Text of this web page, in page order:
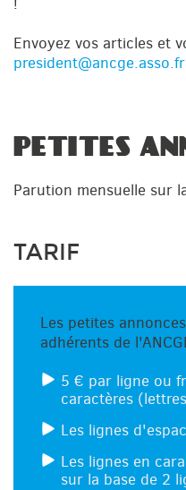
Envoyez vos articles et
president@ancge.asso.fr
PETITES
Parution mensuelle sur
TARIF
Les petites
adhérents de
5 € par ligne ou
caractères
Les lignes
Les lignes en
sur la base de 2